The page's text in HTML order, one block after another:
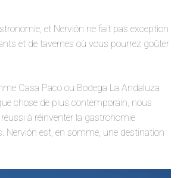
et Nervión ne fait pas exception
et de tavernes où vous pourrez goûter
Casa Paco ou Bodega La Andaluza
chose de plus contemporain, nous
à réinventer la gastronomie
Nervión est, en somme, une destination